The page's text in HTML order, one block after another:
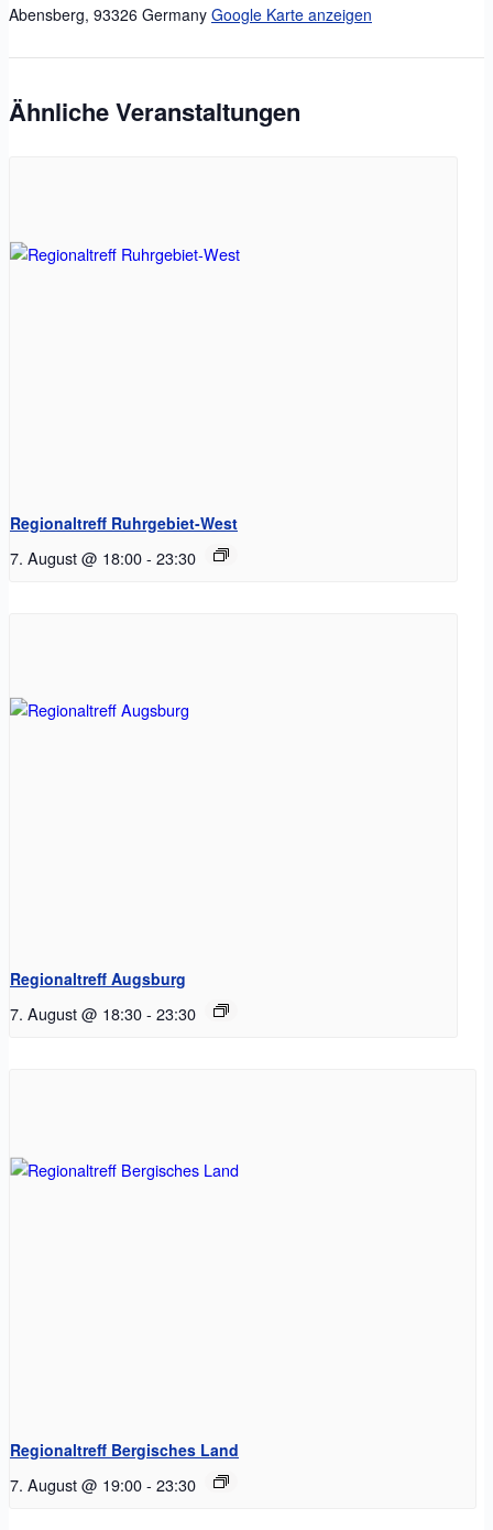
Abensberg, 93326 Germany Google Karte anzeigen
Ähnliche Veranstaltungen
Regionaltreff Ruhrgebiet-West
7. August @ 18:00- 23:30
Regionaltreff Augsburg
7. August @ 18:30- 23:30
Regionaltreff Bergisches Land
7. August @ 19:00- 23:30